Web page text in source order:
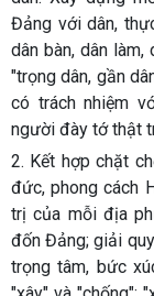
Đảng với dân,
dân bàn, dân làm,
"trọng dân, gần
có trách nhiệm
người đày tớ thật
2. Kết hợp chặt
đức, phong cách
trị của mỗi địa
đốn Đảng; giải
trọng tâm, bức